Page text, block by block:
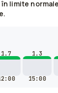
limite
1.7 1.3
15:00